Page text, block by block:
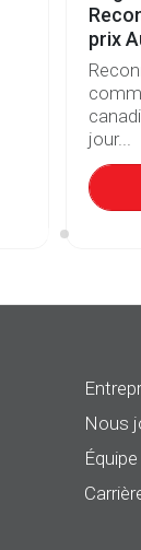
prix
jour...
Nous